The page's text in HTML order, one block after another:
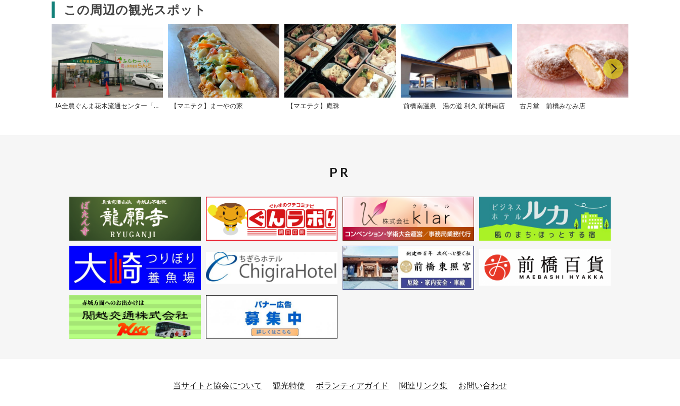
この周辺の観光スポット
JA全農ぐんま花木流通センター「新鮮ぐんま みのり館」 【マエテク】まーやの家 【マエテク】庵珠 前橋南温泉 湯の道 利久 前橋南店 古月堂 前橋みなみ店
PR
当サイトと協会について 観光特使 ボランティアガイド 関連リンク集 お問い合わせ